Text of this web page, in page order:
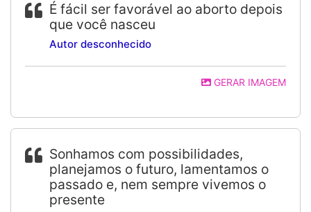
É fácil ser favorável ao aborto depois
que você nasceu
Autor desconhecido
GERAR IMAGEM
Sonhamos com possibilidades,
planejamos o futuro, lamentamos o
passado e, nem sempre vivemos o
presente